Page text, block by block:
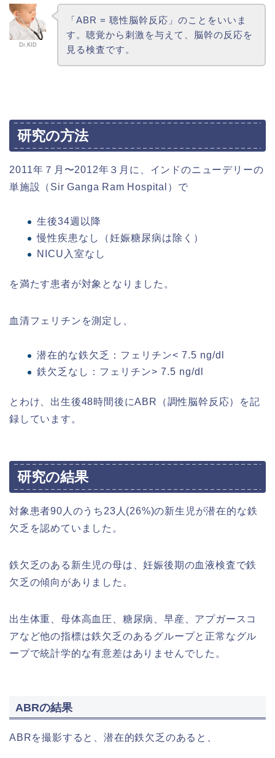
Dr.KID
「ABR = 聴性脳幹反応」のことをいいま
す。聴覚から刺激を与えて、脳幹の反応を
見る検査です。
研究の方法
2011年７月〜2012年３月に、インドのニューデリーの
単施設（Sir Ganga Ram Hospital）で
生後34週以降
慢性疾患なし（妊娠糖尿病は除く）
NICU入室なし
を満たす患者が対象となりました。
血清フェリチンを測定し、
潜在的な鉄欠乏：フェリチン< 7.5 ng/dl
鉄欠乏なし：フェリチン> 7.5 ng/dl
とわけ、出生後48時間後にABR（調性脳幹反応）を記
録しています。
研究の結果
対象患者90人のうち23人(26%)の新生児が潜在的な鉄
欠乏を認めていました。
鉄欠乏のある新生児の母は、妊娠後期の血液検査で鉄
欠乏の傾向がありました。
出生体重、母体高血圧、糖尿病、早産、アプガースコ
アなど他の指標は鉄欠乏のあるグループと正常なグル
ープで統計学的な有意差はありませんでした。
ABRの結果
ABRを撮影すると、潜在的鉄欠乏のあると、